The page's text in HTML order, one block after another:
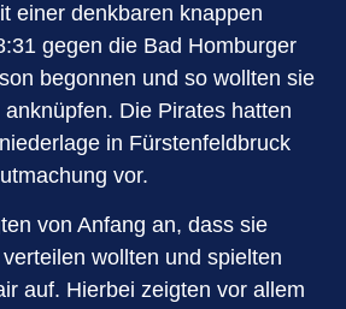
einer denkbaren knappen
gegen die Bad Homburger
begonnen und so wollten sie
Die Pirates hatten
in Fürstenfeldbruck
vor.
von Anfang an, dass sie
wollten und spielten
auf. Hierbei zeigten vor allem